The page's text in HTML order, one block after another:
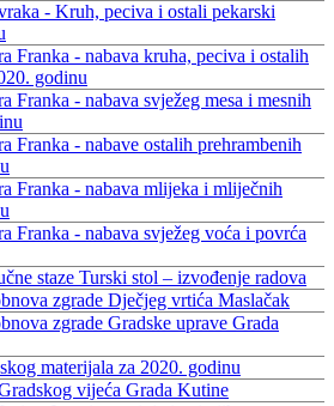
- Kruh, peciva i ostali pekarski
Franka - nabava kruha, peciva i ostalih
godinu
Franka - nabava svježeg mesa i mesnih
Franka - nabave ostalih prehrambenih
Franka - nabava mlijeka i mliječnih
Franka - nabava svježeg voća i povrća
staze Turski stol – izvođenje radova
zgrade Dječjeg vrtića Maslačak
zgrade Gradske uprave Grada
materijala za 2020. godinu
vijeća Grada Kutine